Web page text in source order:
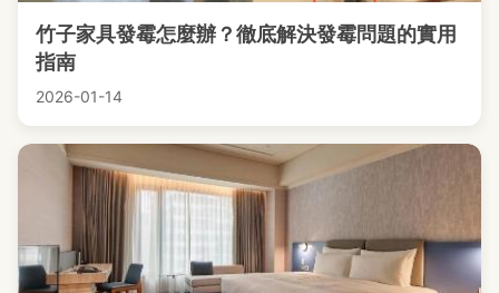
竹子家具發霉怎麼辦？徹底解決發霉問題的實用
指南
2026-01-14